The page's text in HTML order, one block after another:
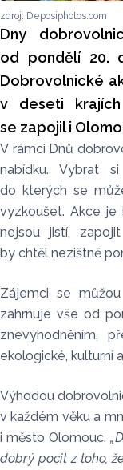
zdroj: Deposiphotos.com
Dny
od pondělí 20.
Dobrovolnické
v deseti
se zapojil i
V rámci Dnů
nabídku. Vybrat
do kterých se
vyzkoušet. Akce je
nejsou jistí,
by chtěl nezištně
Zájemci se
zahrnuje vše od
znevýhodněním,
ekologické, kulturní
Výhodou
v každém věku a
i město Olomouc.
dobrý pocit z toho,